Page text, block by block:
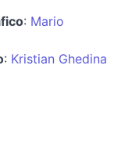
: Mario
: Kristian Ghedina